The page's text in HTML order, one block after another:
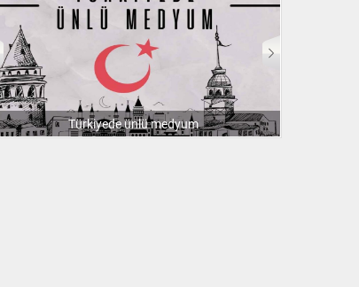
Türkiyede ünlü medyum